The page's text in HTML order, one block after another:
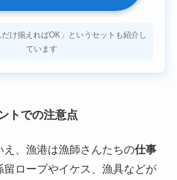
け揃えればOK」というセットも紹介し
ています
トでの注意点
え、漁港は漁師さんたちの仕事
留ロープやイケス、漁具などが